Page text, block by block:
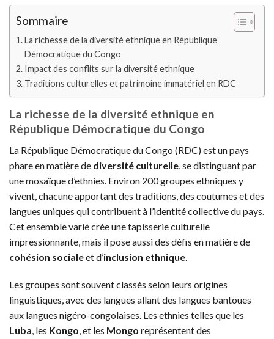
Sommaire
La richesse de la diversité ethnique en République
Démocratique du Congo
Impact des conflits sur la diversité ethnique
Traditions culturelles et patrimoine immatériel en RDC
La richesse de la diversité ethnique en
République Démocratique du Congo
La République Démocratique du Congo (RDC) est un pays
phare en matière de diversité culturelle , se distinguant par
une mosaïque d’ethnies. Environ 200 groupes ethniques y
vivent, chacune apportant des traditions, des coutumes et des
langues uniques qui contribuent à l’identité collective du pays.
Cet ensemble varié crée une tapisserie culturelle
impressionnante, mais il pose aussi des défis en matière de
cohésion socialeet d’inclusion ethnique
Les groupes sont souvent classés selon leurs origines
linguistiques, avec des langues allant des langues bantoues
aux langues nigéro-congolaises. Les ethnies telles que les
Luba, les Kongo, et les Mongo représentent des